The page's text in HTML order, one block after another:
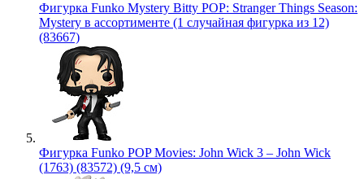
Фигурка Funko Mystery Bitty POP: Stranger Things Season:
Mystery в ассортименте (1 случайная фигурка из 12)
(83667)
Фигурка Funko POP Movies: John Wick 3 – John Wick
(1763) (83572) (9,5 см)